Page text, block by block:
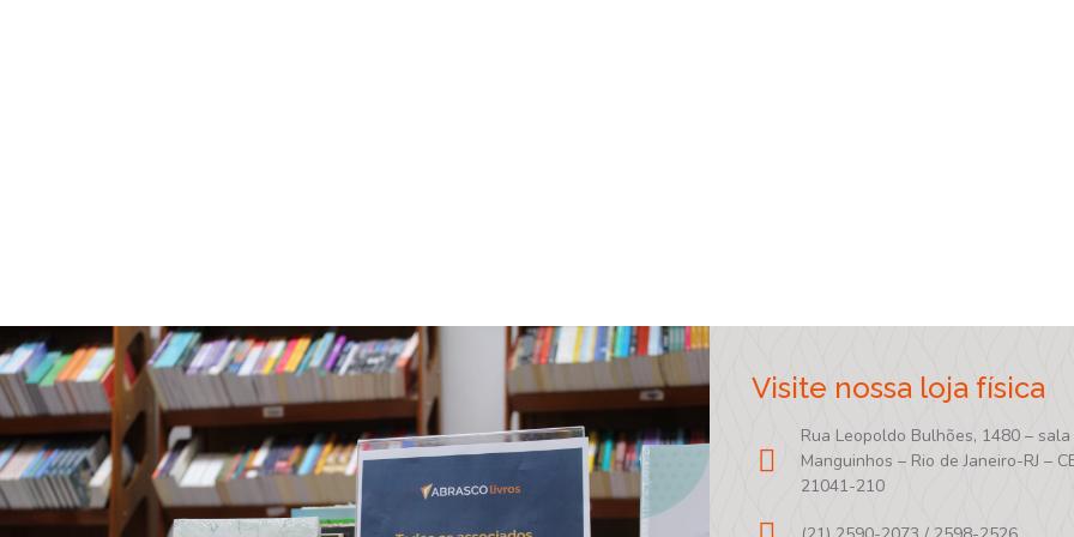
Visite nossa loja física
Rua Leopoldo Bulhões, 1480 – sala
Manguinhos – Rio de Janeiro-RJ –
21041-210